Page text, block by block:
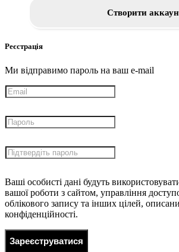
Створити
Реєстрація
Ми відправимо пароль на ваш e-mail
Ваші особисті дані будуть
вашої роботи з сайтом, управління
облікового запису та інших цілей,
конфіденційності.
Зареєструватися